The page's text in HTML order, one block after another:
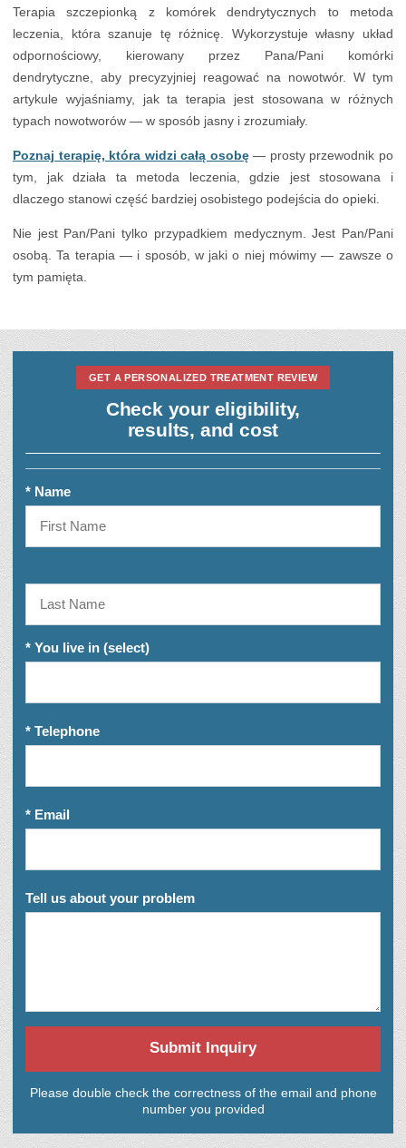
Terapia szczepionką z komórek dendrytycznych to metoda
leczenia, która szanuje tę różnicę. Wykorzystuje własny układ
odpornościowy, kierowany przez Pana/Pani komórki
dendrytyczne, aby precyzyjniej reagować na nowotwór. W tym
artykule wyjaśniamy, jak ta terapia jest stosowana w różnych
typach nowotworów — w sposób jasny i zrozumiały.
Poznaj terapię, która widzi całą osobę— prosty przewodnik po
tym, jak działa ta metoda leczenia, gdzie jest stosowana i
dlaczego stanowi część bardziej osobistego podejścia do opieki.
Nie jest Pan/Pani tylko przypadkiem medycznym. Jest Pan/Pani
osobą. Ta terapia — i sposób, w jaki o niej mówimy — zawsze o
tym pamięta.
GET A PERSONALIZED TREATMENT REVIEW
Check your eligibility,
results, and cost
* Name
* You live in (select)
* Telephone
* Email
Tell us about your problem
Submit Inquiry
Please double check the correctness of the email and phone
number you provided